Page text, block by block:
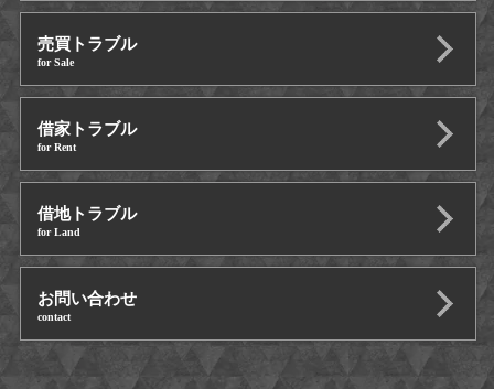
売買トラブル
for Sale
借家トラブル
for Rent
借地トラブル
for Land
お問い合わせ
contact